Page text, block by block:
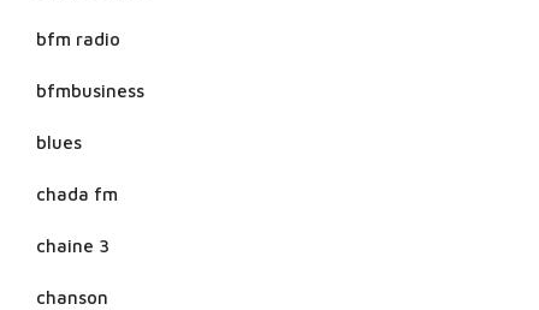
bfm radio
bfmbusiness
blues
chada fm
chaine 3
chanson